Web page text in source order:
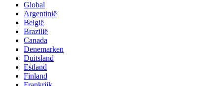
Global
Argentinië
België
Brazilië
Canada
Denemarken
Duitsland
Estland
Finland